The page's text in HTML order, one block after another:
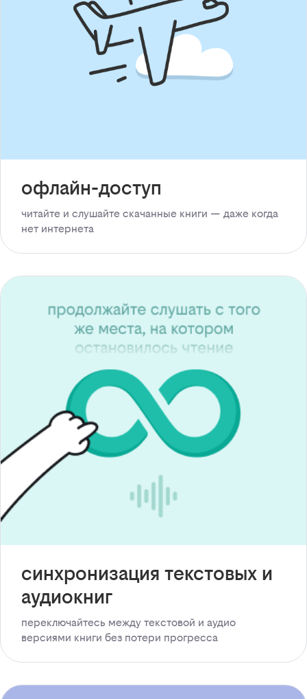
офлайн-доступ
читайте и слушайте скачанные книги — даже когда
нет интернета
синхронизация текстовых и
аудиокниг
переключайтесь между текстовой и аудио
версиями книги без потери прогресса